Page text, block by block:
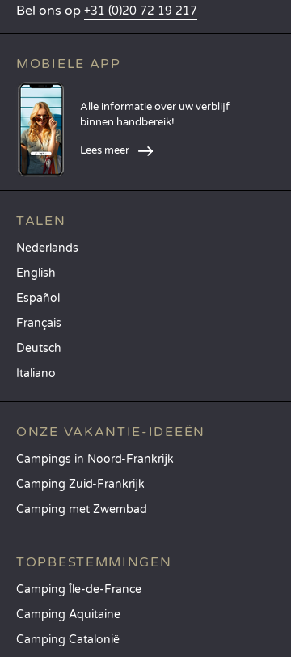
Bel ons op +31 (0)20 72 19 217
MOBIELE APP
Alle informatie over uw verblijf
binnen handbereik!
Lees meer
TALEN
Nederlands
English
Español
Français
Deutsch
Italiano
ONZE VAKANTIE-IDEEËN
Campings in Noord-Frankrijk
Camping Zuid-Frankrijk
Camping met Zwembad
TOPBESTEMMINGEN
Camping Île-de-France
Camping Aquitaine
Camping Catalonië